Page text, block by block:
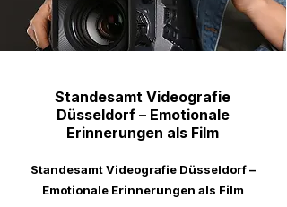
Standesamt Videografie
Düsseldorf – Emotionale
Erinnerungen als Film
Standesamt Videografie Düsseldorf –
Emotionale Erinnerungen als Film